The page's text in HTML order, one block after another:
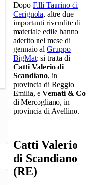
Dopo F.lli Taurino di
Cerignola, altre due
importanti rivendite di
materiale edile hanno
aderito nel mese di
gennaio al Gruppo
BigMat: si tratta di
Catti Valerio di
Scandiano, in
provincia di Reggio
Emilia, e Vemati & Co
di Mercogliano, in
provincia di Avellino.
Catti Valerio
di Scandiano
(RE)